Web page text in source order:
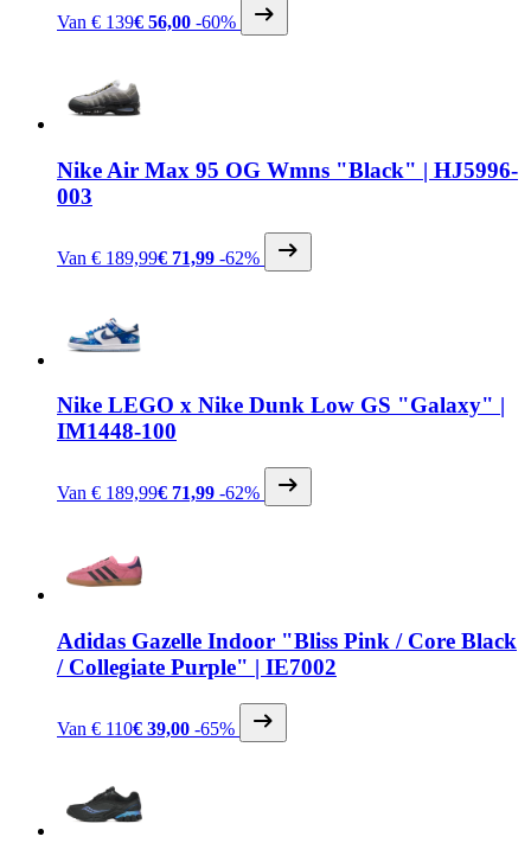
Van € 139€ 56,00 -60%
Nike Air Max 95 OG Wmns "Black" | HJ5996-
003
Van € 189,99€ 71,99 -62%
Nike LEGO x Nike Dunk Low GS "Galaxy" |
IM1448-100
Van € 189,99€ 71,99 -62%
Adidas Gazelle Indoor "Bliss Pink / Core Black
/ Collegiate Purple" | IE7002
Van € 110€ 39,00 -65%